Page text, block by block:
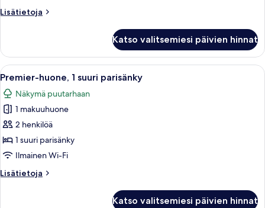
Lisätietoja
Lisätietoja
makuuhuonetta,
parveke,
merinäköala
Katso valitsemiesi päivien hinnat
Avaa
kaikki
huonetyypin
Premier-
huone,
1
suuri
kuvat
Moderni hotellihuone, jossa on
7
Premier-huone, 1 suuri parisänky
Näkymä puutarhaan
1 makuuhuone
2 henkilöä
1 suuri parisänky
Ilmainen Wi-Fi
Lisätietoja
Lisätietoja
Katso valitsemiesi päivien hinnat